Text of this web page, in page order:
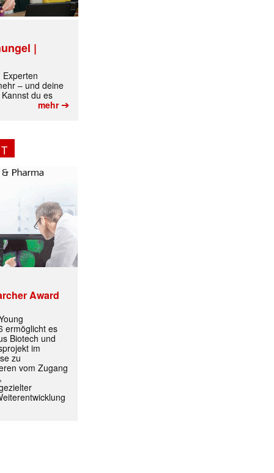
|
Experten
– und deine
du es
mehr➔
Award
ermöglicht es
Biotech und
im
zu
vom Zugang